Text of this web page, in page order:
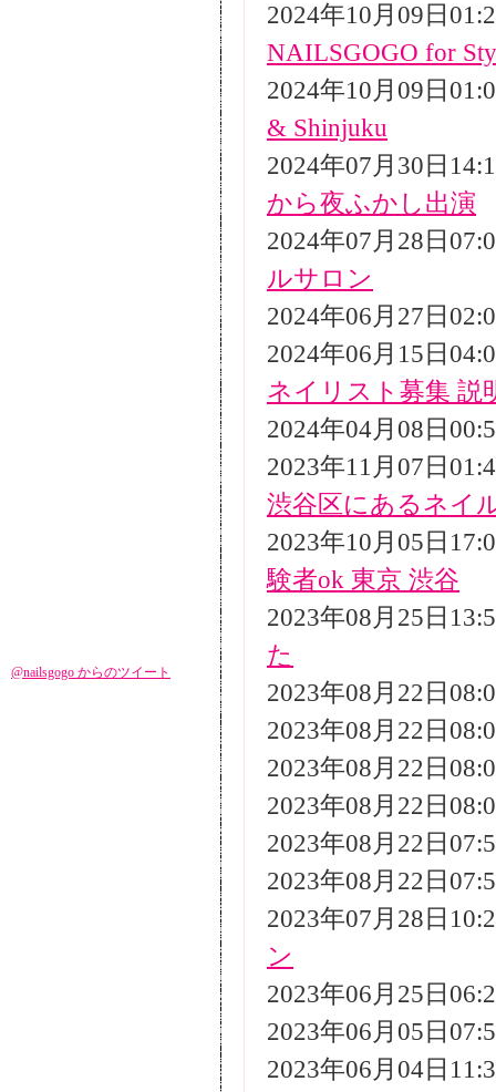
2024年10月09日
NAILSGOGO for
2024年10月09日
& Shinjuku
2024年07月30日
から夜ふかし出演
2024年07月28日
ルサロン
2024年06月27日
2024年06月15日
ネイリスト募集 説
2024年04月08日
2023年11月07日
渋谷区にあるネイ
2023年10月05日
験者ok 東京 渋谷
2023年08月25日
た
2023年08月22日
2023年08月22日
2023年08月22日
2023年08月22日
2023年08月22日
2023年08月22日
2023年07月28日
ン
2023年06月25日
2023年06月05日
2023年06月04日
@nailsgogo からのツイート